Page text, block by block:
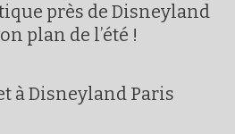
près de Disneyland
plan de l’été !
à Disneyland Paris